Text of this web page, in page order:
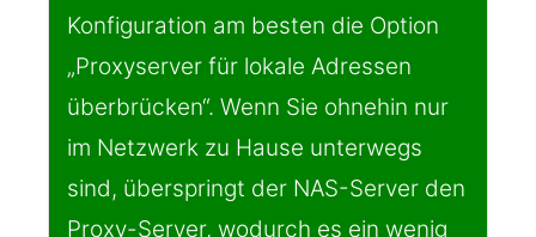
Konfiguration am besten die Option
„Proxyserver für lokale Adressen
überbrücken“. Wenn Sie ohnehin nur
im Netzwerk zu Hause unterwegs
sind, überspringt der NAS-Server den
Proxy-Server, wodurch es ein wenig